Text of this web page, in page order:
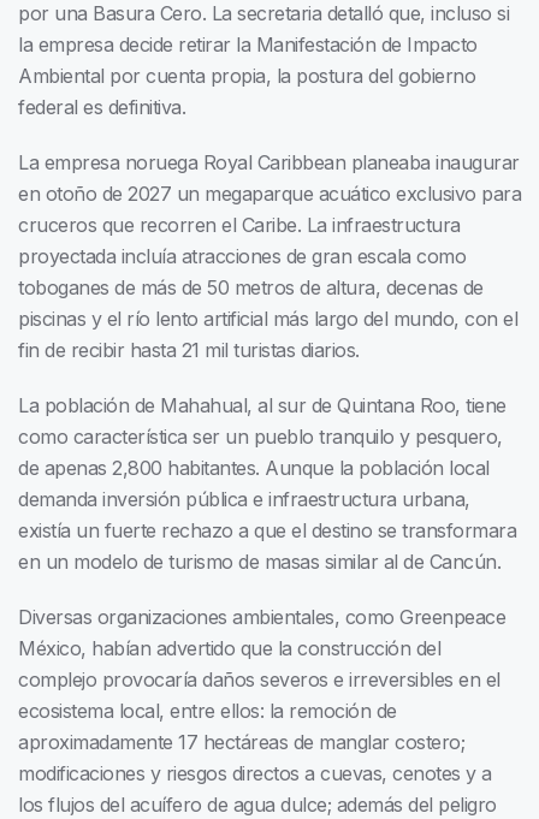
por una Basura Cero. La secretaria detalló que, incluso si
la empresa decide retirar la Manifestación de Impacto
Ambiental por cuenta propia, la postura del gobierno
federal es definitiva.
La empresa noruega Royal Caribbean planeaba inaugurar
en otoño de 2027 un megaparque acuático exclusivo para
cruceros que recorren el Caribe. La infraestructura
proyectada incluía atracciones de gran escala como
toboganes de más de 50 metros de altura, decenas de
piscinas y el río lento artificial más largo del mundo, con el
fin de recibir hasta 21 mil turistas diarios.
La población de Mahahual, al sur de Quintana Roo, tiene
como característica ser un pueblo tranquilo y pesquero,
de apenas 2,800 habitantes. Aunque la población local
demanda inversión pública e infraestructura urbana,
existía un fuerte rechazo a que el destino se transformara
en un modelo de turismo de masas similar al de Cancún.
Diversas organizaciones ambientales, como Greenpeace
México, habían advertido que la construcción del
complejo provocaría daños severos e irreversibles en el
ecosistema local, entre ellos: la remoción de
aproximadamente 17 hectáreas de manglar costero;
modificaciones y riesgos directos a cuevas, cenotes y a
los flujos del acuífero de agua dulce; además del peligro